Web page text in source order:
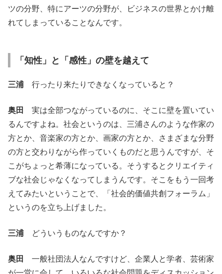
ツの分野、特にアーツの分野が、ビジネスの世界とかけ離
れてしまっていることなんです。
「知性」と「感性」の壁を越えて
三浦 行ったり来たりできなくなっていると？
奥田
実は全部つながっているのに、そこに壁を置いてい
るんですよね。社会というのは、三浦さんのような作家の
方とか、音楽家の方とか、画家の方とか、さまざまな分野
の方と交わりながら作っていくものだと思うんですが、そ
こがちょっと希薄になっている。そうするとクリエイティ
ブな社会じゃなくなってしまうんです。そこをもう一回考
えてみたいということで、「社会的価値共創フォーラム」
というのを立ち上げました。
三浦 どういうものなんですか？
奥田
一般社団法人なんですけど、企業人と学者、芸術家